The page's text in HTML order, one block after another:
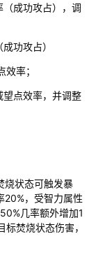
成功攻占），调
功攻占）
率；
点效率，并调整
烧状态可触发暴
20%，受智力属性
几率额外增加1
焚烧状态伤害，